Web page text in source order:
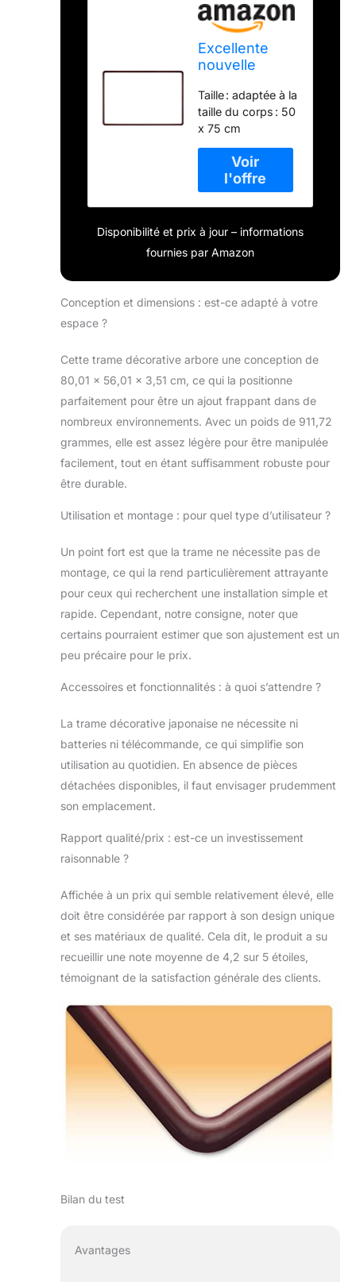
Excellente
nouvelle
decorative
japonaise
Classic Design
(50x75cm)
Taille : adaptée à la
taille du corps : 50
x 75 cm
Disponibilité et prix à jour – informations
fournies par Amazon
Conception et dimensions : est-ce adapté à votre
espace ?
Cette trame décorative arbore une conception de
80,01 x 56,01 x 3,51 cm, ce qui la positionne
parfaitement pour être un ajout frappant dans de
nombreux environnements. Avec un poids de 911,72
grammes, elle est assez légère pour être manipulée
facilement, tout en étant suffisamment robuste pour
être durable.
Utilisation et montage : pour quel type d’utilisateur ?
Un point fort est que la trame ne nécessite pas de
montage, ce qui la rend particulièrement attrayante
pour ceux qui recherchent une installation simple et
rapide. Cependant, notre consigne, noter que
certains pourraient estimer que son ajustement est un
peu précaire pour le prix.
Accessoires et fonctionnalités : à quoi s’attendre ?
La trame décorative japonaise ne nécessite ni
batteries ni télécommande, ce qui simplifie son
utilisation au quotidien. En absence de pièces
détachées disponibles, il faut envisager prudemment
son emplacement.
Rapport qualité/prix : est-ce un investissement
raisonnable ?
Affichée à un prix qui semble relativement élevé, elle
doit être considérée par rapport à son design unique
et ses matériaux de qualité. Cela dit, le produit a su
recueillir une note moyenne de 4,2 sur 5 étoiles,
témoignant de la satisfaction générale des clients.
Bilan du test
Avantages